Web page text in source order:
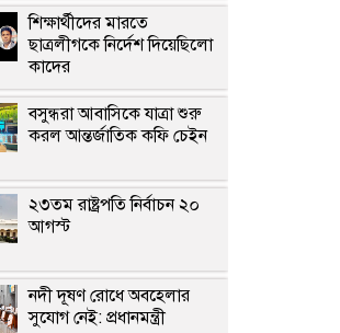
শিক্ষার্থীদের মারতে
ছাত্রলীগকে নির্দেশ দিয়েছিলো
কাদের
বসুন্ধরা আবাসিকে যাত্রা শুরু
করল আন্তর্জাতিক কফি চেইন
২৩তম রাষ্ট্রপতি নির্বাচন ২০
আগস্ট
নদী দূষণ রোধে অবহেলার
সুযোগ নেই: প্রধানমন্ত্রী